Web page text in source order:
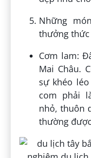
Những
thưởng thức
Cơm lam:
Mai Châu.
sự khéo
com phải
nhỏ, thuôn
thường